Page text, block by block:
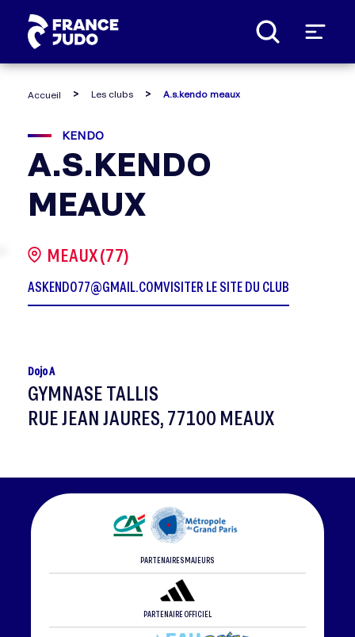
Accueil Les clubs A.s.kendo meaux
KENDO
A.S.KENDO
MEAUX
MEAUX (77)
ASKENDO77@GMAIL.COMVISITER LE SITE DU CLUB
Dojo A
GYMNASE TALLIS
RUE JEAN JAURES, 77100 MEAUX
PARTENAIRES MAJEURS
PARTENAIRE OFFICIEL